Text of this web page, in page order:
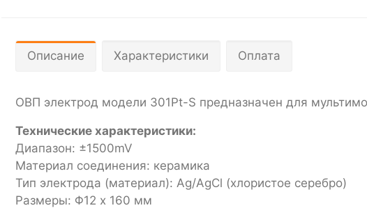
Описание Характеристики Оплата
ОВП электрод модели 301Pt-S предназначен для
Технические характеристики:
Диапазон: ±1500mV
Материал соединения: керамика
Тип электрода (материал): Ag/AgCl (хлористое серебро)
Размеры: Φ12 x 160 мм